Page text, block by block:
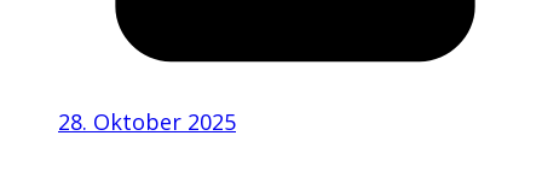
28. Oktober 2025